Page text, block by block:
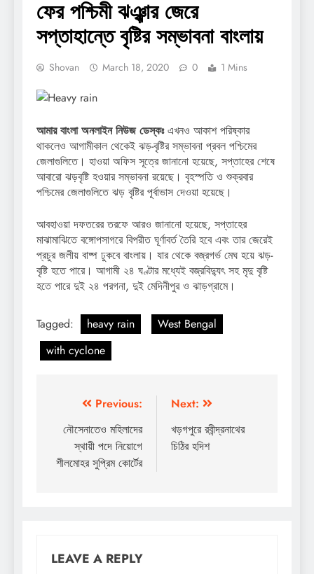
ফের পশ্চিমী ঝঞ্ঝার জেরে
সপ্তাহান্তে বৃষ্টির সম্ভাবনা বাংলায়
Shovan March 18, 2020 0 1 Mins
আমার বাংলা অনলাইন নিউজ ডেস্কঃএখনও আকাশ পরিষ্কার
থাকলেও আগামীকাল থেকেই ঝড়-বৃষ্টির সম্ভাবনা প্রবল পশ্চিমের
জেলাগুলিতে। হাওয়া অফিস সূত্রে জানানো হয়েছে, সপ্তাহের শেষে
আবারো ঝড়বৃষ্টি হওয়ার সম্ভাবনা রয়েছে। বৃহস্পতি ও শুক্রবার
পশ্চিমের জেলাগুলিতে ঝড় বৃষ্টির পূর্বাভাস দেওয়া হয়েছে।
আবহাওয়া দফতরের তরফে আরও জানানো হয়েছে, সপ্তাহের
মাঝামাঝিতে বঙ্গোপসাগরে বিপরীত ঘূর্ণাবর্ত তৈরি হবে এবং তার জেরেই
প্রচুর জলীয় বাষ্প ঢুকবে বাংলায়। যার থেকে বজ্রগর্ভ মেঘ হয়ে ঝড়-
বৃষ্টি হতে পারে। আগামী ২৪ ঘণ্টার মধ্যেই বজ্রবিদ্যুৎ সহ মৃদু বৃষ্টি
হতে পারে দুই ২৪ পরগনা, দুই মেদিনীপুর ও ঝাড়গ্রামে।
Tagged: heavy rain
West Bengal
with cyclone
navigation
Previous:
নৌসেনাতেও মহিলাদের
স্থায়ী পদে নিয়োগে
শীলমোহর সুপ্রিম কোর্টের
Next:
খড়গপুরে রবীন্দ্রনাথের
চিঠির হদিশ
LEAVE A REPLY